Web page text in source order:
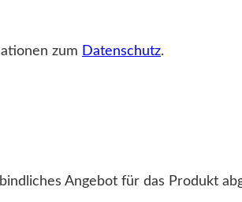
zum Datenschutz.
Angebot für das Produkt